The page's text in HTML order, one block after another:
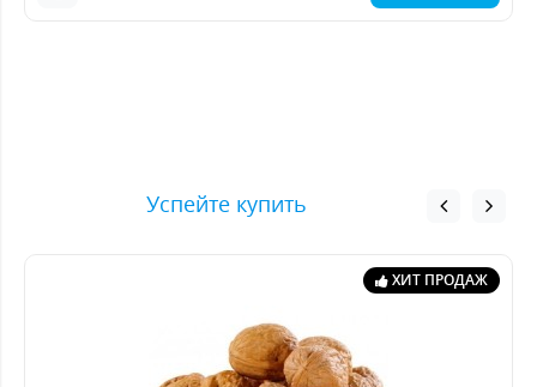
Успейте купить
ХИТ ПРОДАЖ